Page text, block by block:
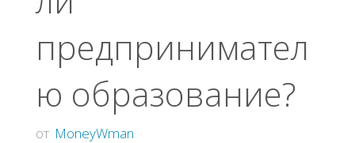
предпринимател
ю образование?
от MoneyWman